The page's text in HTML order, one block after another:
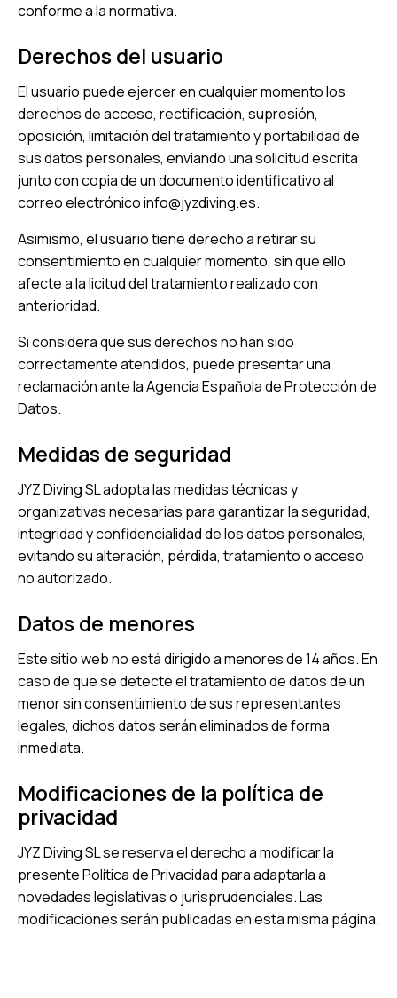
conforme a la normativa.
Derechos del usuario
El usuario puede ejercer en cualquier momento los
derechos de acceso, rectificación, supresión,
oposición, limitación del tratamiento y portabilidad de
sus datos personales, enviando una solicitud escrita
junto con copia de un documento identificativo al
correo electrónicoinfo@jyzdiving.es.
Asimismo, el usuario tiene derecho a retirar su
consentimiento en cualquier momento, sin que ello
afecte a la licitud del tratamiento realizado con
anterioridad.
Si considera que sus derechos no han sido
correctamente atendidos, puede presentar una
reclamación ante la Agencia Española de Protección de
Datos.
Medidas de seguridad
JYZ Diving SL adopta las medidas técnicas y
organizativas necesarias para garantizar la seguridad,
integridad y confidencialidad de los datos personales,
evitando su alteración, pérdida, tratamiento o acceso
no autorizado.
Datos de menores
Este sitio web no está dirigido a menores de 14 años. En
caso de que se detecte el tratamiento de datos de un
menor sin consentimiento de sus representantes
legales, dichos datos serán eliminados de forma
inmediata.
Modificaciones de la política de
privacidad
JYZ Diving SL se reserva el derecho a modificar la
presente Política de Privacidad para adaptarla a
novedades legislativas o jurisprudenciales. Las
modificaciones serán publicadas en esta misma página.